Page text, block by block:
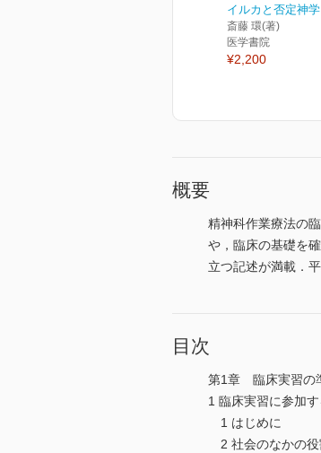
イルカと否定神学
斎藤 環(著)
医学書院
¥2,200
概要
精神科作業療法の
や，臨床の基礎を
立つ記述が満載．
目次
第1章 臨床実習の
1 臨床実習に参加
1 はじめに
2 社会のなかの役